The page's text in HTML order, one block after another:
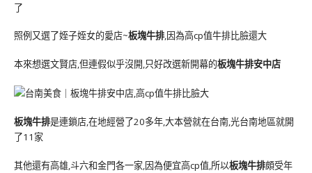
了
照例又選了姪子姪女的愛店~板塊牛排,因為高cp值牛排比臉還大
本來想選文賢店,但連假似乎沒開,只好改選新開幕的板塊牛排安中店
板塊牛排是連鎖店,在地經營了20多年,大本營就在台南,光台南地區就開
了11家
其他還有高雄,斗六和金門各一家,因為便宜高cp值,所以板塊牛排頗受年